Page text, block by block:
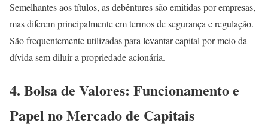
Semelhantes aos títulos, as debêntures são emitidas por empresas,
mas diferem principalmente em termos de segurança e regulação.
São frequentemente utilizadas para levantar capital por meio da
dívida sem diluir a propriedade acionária.
4. Bolsa de Valores: Funcionamento e
Papel no Mercado de Capitais